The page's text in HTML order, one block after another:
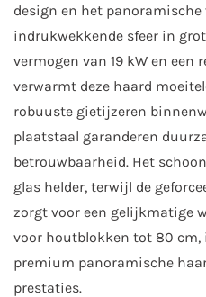
design en het
indrukwekkende sfeer in
vermogen van 19 kW en een
verwarmt deze haard
robuuste gietijzeren
plaatstaal garanderen
betrouwbaarheid. Het
glas helder, terwijl de
zorgt voor een gelijkmatige
voor houtblokken tot 80 cm,
premium panoramische
prestaties.